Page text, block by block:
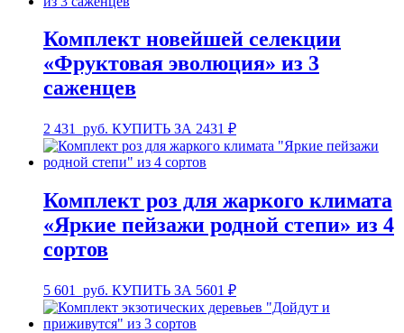
Комплект новейшей селекции
«Фруктовая эволюция» из 3
саженцев
2 431 руб. КУПИТЬ ЗА 2431 ₽
Комплект роз для жаркого климата
«Яркие пейзажи родной степи» из 4
сортов
5 601 руб. КУПИТЬ ЗА 5601 ₽